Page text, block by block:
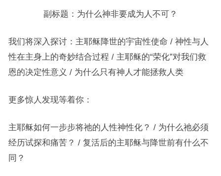
副标题：为什么神非要成为人不可？
我们将深入探讨：主耶稣降世的宇宙性使命 / 神性与人
性在主身上的奇妙结合过程 / 主耶稣的“荣化”对我们救
恩的决定性意义 / 为什么只有神人才能拯救人类
更多惊人发现等着你：
主耶稣如何一步步将祂的人性神性化？ / 为什么祂必须
经历试探和痛苦？ / 复活后的主耶稣与降世前有什么不
同？